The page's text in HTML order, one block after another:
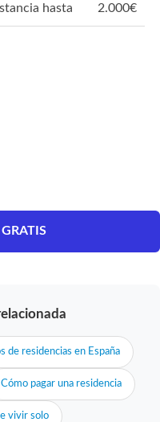
hasta 2.000€
de residencias en España
Cómo pagar una residencia
vivir solo